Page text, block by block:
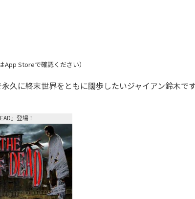
App Storeで確認ください）
久に終末世界をともに闊歩したいジャイアン鈴木で
』登場！